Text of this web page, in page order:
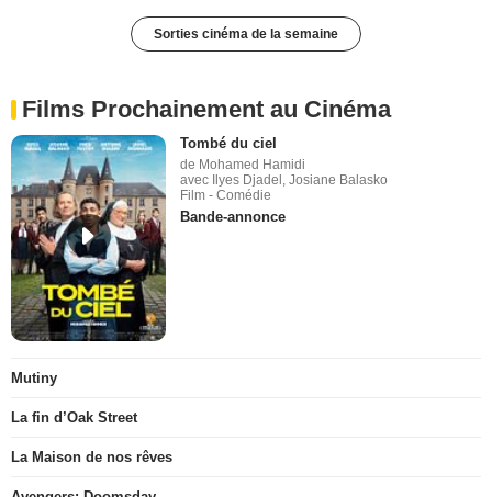
Sorties cinéma de la semaine
Films Prochainement au Cinéma
Tombé du ciel
de Mohamed Hamidi
avec Ilyes Djadel, Josiane Balasko
Film - Comédie
Bande-annonce
Mutiny
La fin d’Oak Street
La Maison de nos rêves